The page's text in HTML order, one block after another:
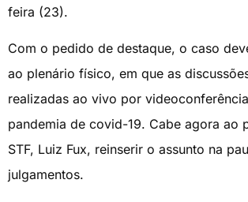
feira (23).
Com o pedido de destaque, o caso
ao plenário físico, em que as
realizadas ao vivo por
pandemia de covid-19. Cabe agora ao
STF, Luiz Fux, reinserir o assunto na
julgamentos.